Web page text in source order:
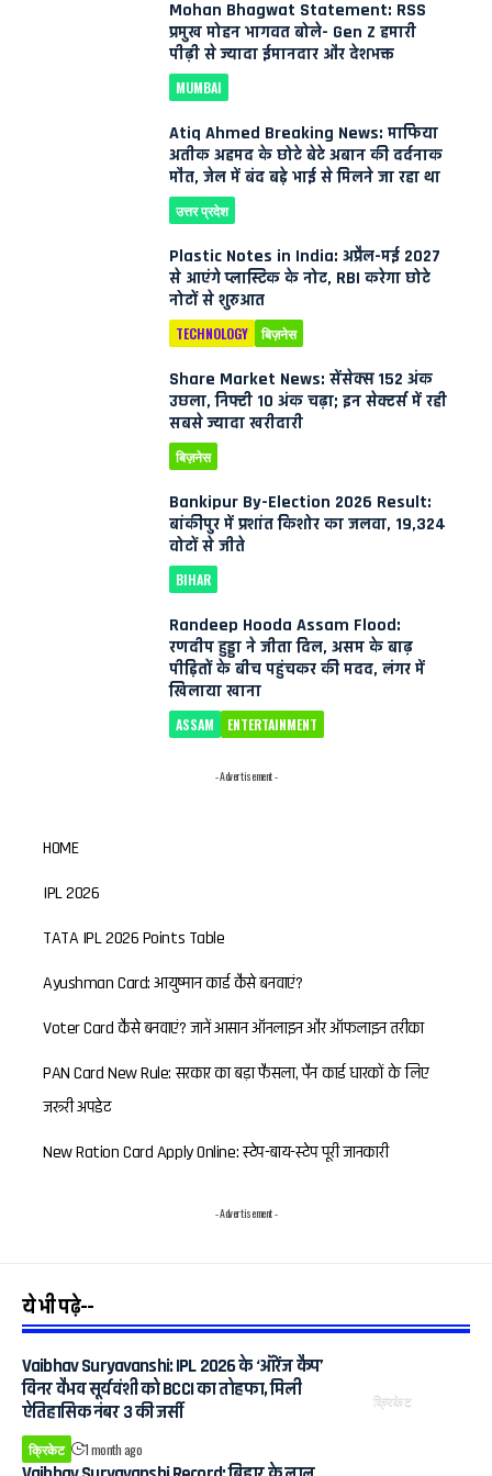
Mohan Bhagwat Statement: RSS
प्रमुख मोहन भागवत बोले- Gen Z हमारी
पीढ़ी से ज्यादा ईमानदार और देशभक्त
MUMBAI
Atiq Ahmed Breaking News: माफिया
अतीक अहमद के छोटे बेटे अबान की दर्दनाक
मौत, जेल में बंद बड़े भाई से मिलने जा रहा था
उत्तर प्रदेश
Plastic Notes in India: अप्रैल-मई 2027
से आएंगे प्लास्टिक के नोट, RBI करेगा छोटे
नोटों से शुरुआत
TECHNOLOGY बिज़नेस
Share Market News: सेंसेक्स 152 अंक
उछला, निफ्टी 10 अंक चढ़ा; इन सेक्टर्स में रही
सबसे ज्यादा खरीदारी
बिज़नेस
Bankipur By-Election 2026 Result:
बांकीपुर में प्रशांत किशोर का जलवा, 19,324
वोटों से जीते
BIHAR
Randeep Hooda Assam Flood:
रणदीप हुड्डा ने जीता दिल, असम के बाढ़
पीड़ितों के बीच पहुंचकर की मदद, लंगर में
खिलाया खाना
ASSAM ENTERTAINMENT
- Advertisement -
HOME
IPL 2026
TATA IPL 2026 Points Table
Ayushman Card: आयुष्मान कार्ड कैसे बनवाएं?
Voter Card कैसे बनवाएं? जानें आसान ऑनलाइन और ऑफलाइन तरीका
PAN Card New Rule: सरकार का बड़ा फैसला, पैन कार्ड धारकों के लिए
जरूरी अपडेट
New Ration Card Apply Online: स्टेप-बाय-स्टेप पूरी जानकारी
- Advertisement -
ये भी पढ़े--
क्रिकेट
Vaibhav Suryavanshi: IPL 2026 के ‘ऑरेंज कैप’
विनर वैभव सूर्यवंशी को BCCI का तोहफा, मिली
ऐतिहासिक नंबर 3 की जर्सी
क्रिकेट 1 month ago